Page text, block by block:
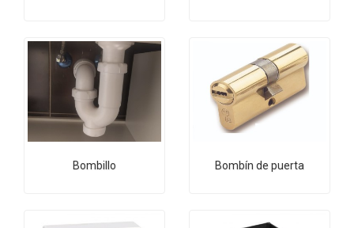
Bombillo Bombín de puerta